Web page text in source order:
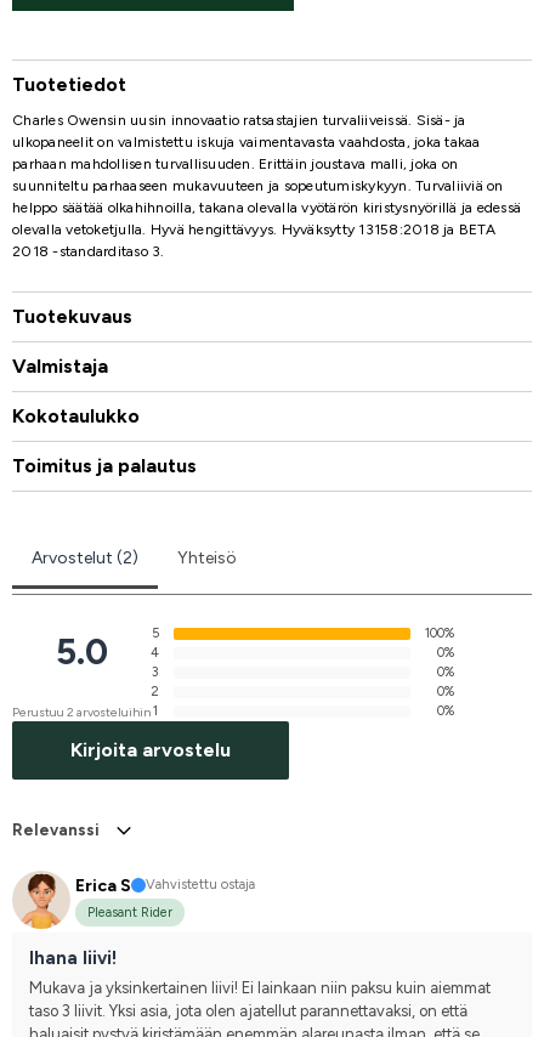
Tuotetiedot
Charles Owensin uusin innovaatio ratsastajien turvaliiveissä. Sisä- ja
ulkopaneelit on valmistettu iskuja vaimentavasta vaahdosta, joka takaa
parhaan mahdollisen turvallisuuden. Erittäin joustava malli, joka on
suunniteltu parhaaseen mukavuuteen ja sopeutumiskykyyn. Turvaliiviä on
helppo säätää olkahihnoilla, takana olevalla vyötärön kiristysnyörillä ja edessä
olevalla vetoketjulla. Hyvä hengittävyys. Hyväksytty 13158:2018 ja BETA
2018 -standarditaso 3.
Tuotekuvaus
Valmistaja
Kokotaulukko
Toimitus ja palautus
Arvostelut (2) Yhteisö
5.0
Perustuu 2 arvosteluihin
5
100%
4
0%
3
0%
2
0%
1
0%
Kirjoita arvostelu
Relevanssi
Erica S
Vahvistettu ostaja
Pleasant Rider
Ihana liivi!
Mukava ja yksinkertainen liivi! Ei lainkaan niin paksu kuin aiemmat
taso 3 liivit. Yksi asia, jota olen ajatellut parannettavaksi, on että